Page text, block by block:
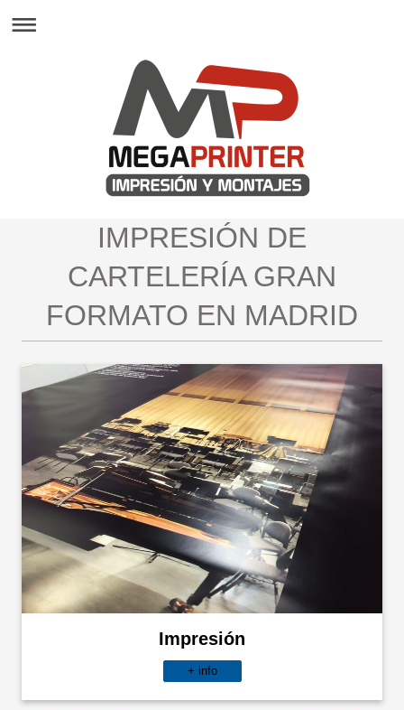
IMPRESIÓN DE
CARTELERÍA GRAN
FORMATO EN MADRID
Impresión
+ info